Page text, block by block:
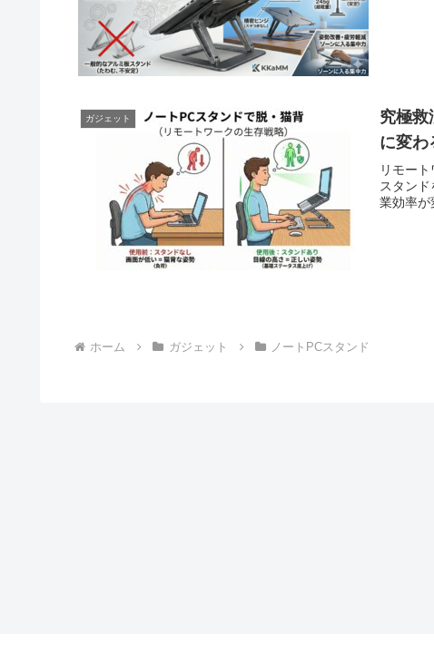
ガジェット
究極救
に変わ
リモー
スタン
業効率が
ホーム ガジェット ノートPCスタンド